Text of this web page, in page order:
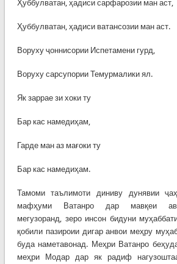
Ҳуббулватан, ҳадиси сарфарозии ман аст,
Ҳуббулватан, ҳадиси ватансозии ман аст.
Воруху ҷоннисории Испетамени гурд,
Воруху сарсупории Темурмалики ял.
Як заррае зи хоки ту
Бар кас намедиҳам,
Гарде ман аз мағоки ту
Бар кас намедиҳам.
Тамоми таълимоти диниву дунявии
мафҳуми Ватанро дар мавқеи
мегузоранд, зеро инсон бидуни
қобили пазироии дигар анвои меҳру
буда наметавонад. Меҳри Ватанро
меҳри Модар дар як радиф